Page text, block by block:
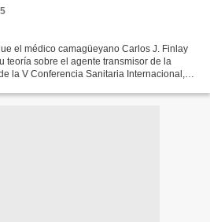
el médico camagüeyano Carlos J. Finlay
teoría sobre el agente transmisor de la
la V Conferencia Sanitaria Internacional,